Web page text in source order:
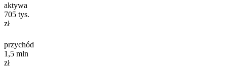
aktywa
705 tys.
zł
przychód
1,5 mln
zł